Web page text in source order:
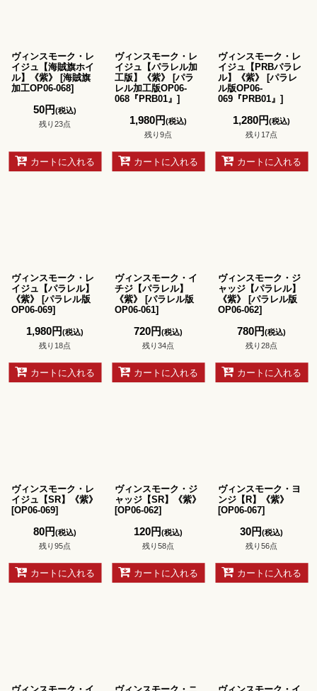
ヴィンスモーク・レ
イジュ【海賊旗ホイ
ル】《紫》
[海賊旗
加工OP06-068]
50円(税込)
残り23点
カートに入れる
ヴィンスモーク・レ
イジュ【パラレル加
工版】《紫》
[パラ
レル加工版OP06-
068『PRB01』 ]
1,980円(税込)
残り9点
カートに入れる
ヴィンスモーク・レ
イジュ【PRBパラレ
ル】《紫》
[パラレ
ル版OP06-
069『PRB01』 ]
1,280円(税込)
残り17点
カートに入れる
ヴィンスモーク・レ
イジュ【パラレル】
《紫》
[パラレル版
OP06-069]
1,980円(税込)
残り18点
カートに入れる
ヴィンスモーク・イ
チジ【パラレル】
《紫》
[パラレル版
OP06-061]
720円(税込)
残り34点
カートに入れる
ヴィンスモーク・ジ
ャッジ【パラレル】
《紫》
[パラレル版
OP06-062]
780円(税込)
残り28点
カートに入れる
ヴィンスモーク・レ
イジュ【SR】《紫》
[OP06-069]
80円(税込)
残り95点
カートに入れる
ヴィンスモーク・ジ
ャッジ【SR】《紫》
[OP06-062]
120円(税込)
残り58点
カートに入れる
ヴィンスモーク・ヨ
ンジ【R】《紫》
[OP06-067]
30円(税込)
残り56点
カートに入れる